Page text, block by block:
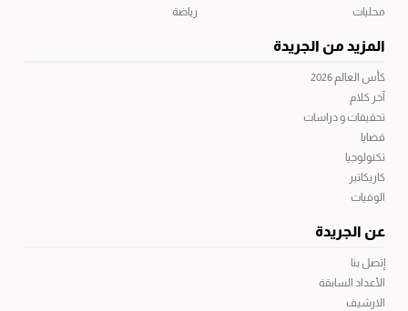
محليات
رياضة
المزيد من الجريدة
كأس العالم 2026
آخر كلام
تحقيقات و دراسات
قضايا
تكنولوجيا
كاريكاتير
الوفيات
عن الجريدة
إتصل بنا
الأعداد السابقة
الارشيف